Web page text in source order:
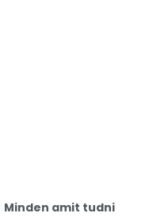
Minden amit tudni